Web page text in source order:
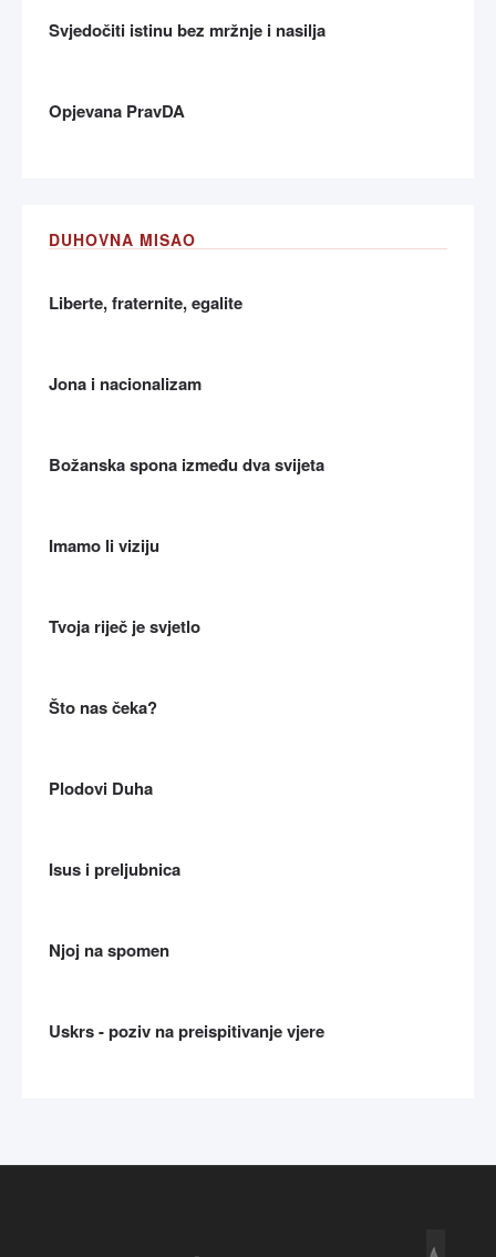
Svjedočiti istinu bez mržnje i nasilja
Opjevana PravDA
DUHOVNA MISAO
Liberte, fraternite, egalite
Jona i nacionalizam
Božanska spona između dva svijeta
Imamo li viziju
Tvoja riječ je svjetlo
Što nas čeka?
Plodovi Duha
Isus i preljubnica
Njoj na spomen
Uskrs - poziv na preispitivanje vjere